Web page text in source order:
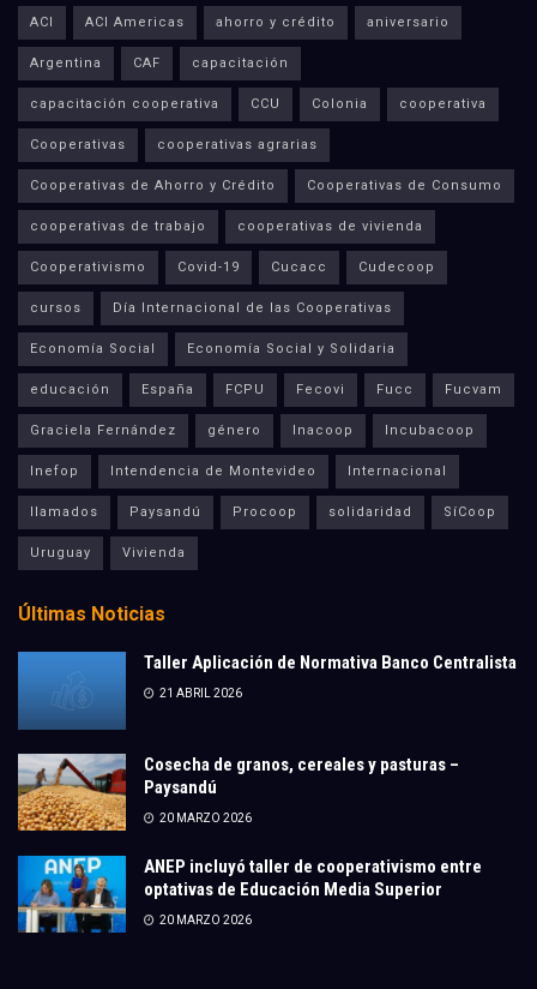
ACI ACI Americas ahorro y crédito aniversario
Argentina CAF capacitación
capacitación cooperativa CCU Colonia cooperativa
Cooperativas cooperativas agrarias
Cooperativas de Ahorro y Crédito Cooperativas de Consumo
cooperativas de trabajo cooperativas de vivienda
Cooperativismo Covid-19 Cucacc Cudecoop
cursos Día Internacional de las Cooperativas
Economía Social Economía Social y Solidaria
educación España FCPU Fecovi Fucc Fucvam
Graciela Fernández género Inacoop Incubacoop
Inefop Intendencia de Montevideo Internacional
llamados Paysandú Procoop solidaridad SíCoop
Uruguay Vivienda
Últimas Noticias
Taller Aplicación de Normativa Banco Centralista
21 ABRIL 2026
Cosecha de granos, cereales y pasturas –
Paysandú
20 MARZO 2026
ANEP incluyó taller de cooperativismo entre
optativas de Educación Media Superior
20 MARZO 2026